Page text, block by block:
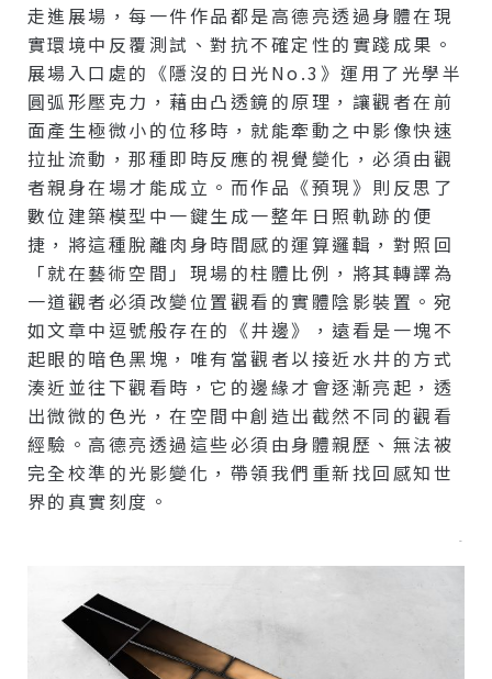
走進展場，每一件作品都是高德亮透過身體在現
實環境中反覆測試、對抗不確定性的實踐成果。
展場入口處的《隱沒的日光no.3》運用了光學半
圓弧形壓克力，藉由凸透鏡的原理，讓觀者在前
面產生極微小的位移時，就能牽動之中影像快速
拉扯流動，那種即時反應的視覺變化，必須由觀
者親身在場才能成立。而作品《預現》則反思了
數位建築模型中一鍵生成一整年日照軌跡的便
捷，將這種脫離肉身時間感的運算邏輯，對照回
「就在藝術空間」現場的柱體比例，將其轉譯為
一道觀者必須改變位置觀看的實體陰影裝置。宛
如文章中逗號般存在的《井邊》，遠看是一塊不
起眼的暗色黑塊，唯有當觀者以接近水井的方式
湊近並往下觀看時，它的邊緣才會逐漸亮起，透
出微微的色光，在空間中創造出截然不同的觀看
經驗。高德亮透過這些必須由身體親歷、無法被
完全校準的光影變化，帶領我們重新找回感知世
界的真實刻度。
–